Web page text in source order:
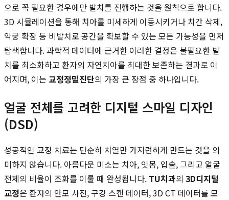
으로 꼭 필요한 경우에만 발치를 진행하는 것을 원칙으로 합니다.
3D 시뮬레이션을 통해 치아를 미세하게 이동시키거나 치간 삭제,
악궁 확장 등 비발치로 공간을 확보할 수 있는 모든 가능성을 먼저
탐색합니다. 과학적 데이터에 근거한 이러한 결정은 불필요한 발
치를 최소화하고 환자의 자연치아를 최대한 보존하는 결과로 이
어지며, 이는 교정정밀진단의 가장 큰 장점 중 하나입니다.
얼굴 전체를 고려한 디지털 스마일 디자인
(DSD)
성공적인 교정 치료는 단순히 치열만 가지런하게 만드는 것을 의
미하지 않습니다. 아름다운 미소는 치아, 잇몸, 입술, 그리고 얼굴
전체의 비율이 조화를 이룰 때 완성됩니다. TU치과의 3D디지털
교정은 환자의 안모 사진, 구강 스캔 데이터, 3D CT 데이터를 모